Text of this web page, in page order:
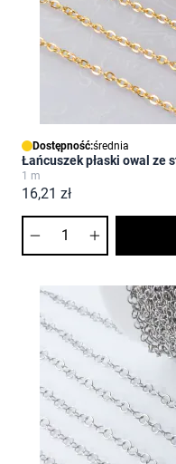
Dostępność:średnia
Łańcuszek płaski owal ze
1 m
16,21 zł